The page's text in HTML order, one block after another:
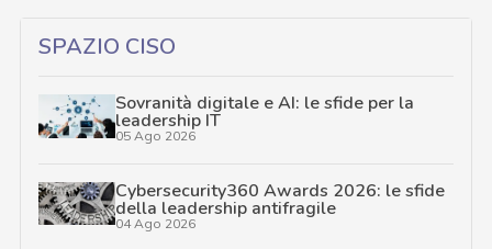
SPAZIO CISO
Sovranità digitale e AI: le sfide per la
leadership IT
05 Ago 2026
Cybersecurity360 Awards 2026: le sfide
della leadership antifragile
04 Ago 2026